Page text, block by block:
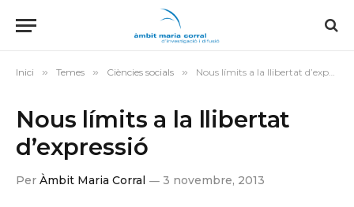
Inici » Temes » Ciències socials » Nous límits a la llibertat d’expressió
Nous límits a la llibertat
d’expressió
Per Àmbit Maria Corral 3 novembre, 2013